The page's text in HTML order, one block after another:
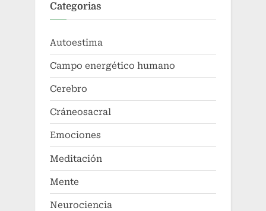
Categorias
Autoestima
Campo energético humano
Cerebro
Cráneosacral
Emociones
Meditación
Mente
Neurociencia